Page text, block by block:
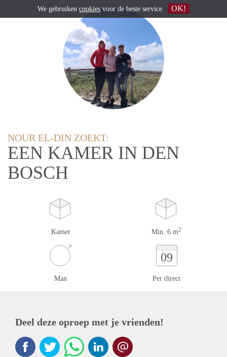
NOUR EL-DIN ZOEKT:
EEN KAMER IN DEN
BOSCH
Kamer Min. 6 m2
Man
09
Per direct
Deel deze oproep met je vrienden!
We gebruiken cookies voor de beste service OK!